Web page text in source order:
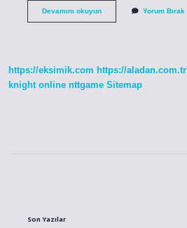
Devamını okuyunBranş
Yorum Bırak
https://eksimik.com https://aladan.com.tr
knight online nttgame Sitemap
Son Yazılar